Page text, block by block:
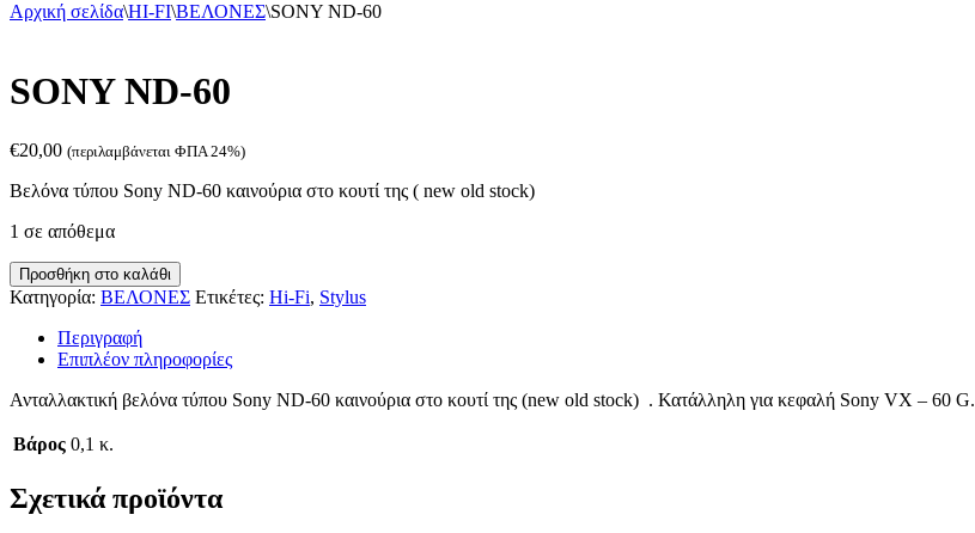
Αρχική σελίδα\HI-FI\ΒΕΛΟΝΕΣ\SONY ND-60
SONY ND-60
€20,00 (περιλαμβάνεται ΦΠΑ 24%)
Βελόνα τύπου Sony ND-60 καινούρια στο κουτί της ( new old stock)
1 σε απόθεμα
SONY
ND-
ποσότητα
Προσθήκη στο καλάθι
Κατηγορία: ΒΕΛΟΝΕΣ Ετικέτες: Hi-Fi, Stylus
Περιγραφή
Επιπλέον πληροφορίες
Ανταλλακτική βελόνα τύπου Sony ND-60 καινούρια στο κουτί της (new old stock) . Κατάλληλη για κεφαλή Sony VX – 60 G.
Βάρος 0,1 κ.
Σχετικά προϊόντα